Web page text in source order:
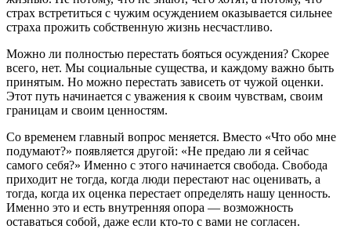
страх встретиться с чужим осуждением оказывается сильнее
страха прожить собственную жизнь несчастливо.
Можно ли полностью перестать бояться осуждения? Скорее
всего, нет. Мы социальные существа, и каждому важно быть
принятым. Но можно перестать зависеть от чужой оценки.
Этот путь начинается с уважения к своим чувствам, своим
границам и своим ценностям.
Со временем главный вопрос меняется. Вместо «Что обо мне
подумают?» появляется другой: «Не предаю ли я сейчас
самого себя?» Именно с этого начинается свобода. Свобода
приходит не тогда, когда люди перестают нас оценивать, а
тогда, когда их оценка перестает определять нашу ценность.
Именно это и есть внутренняя опора — возможность
оставаться собой, даже если кто-то с вами не согласен.